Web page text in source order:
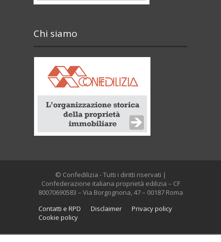
Chi siamo
© Confedilizia - Tutti i diritti riservati |
Confederazione italiana proprietà edilizia – CF
80070690583 – Via Borgognona, 47 – 00187 Roma
Contatti e RPD
Disclaimer
Privacy policy
Cookie policy